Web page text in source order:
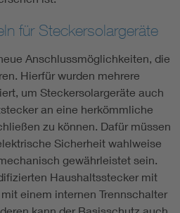
für Steckersolargeräte
Anschlussmöglichkeiten, die
Hierfür wurden mehrere
um Steckersolargeräte auch
an eine herkömmliche
zu können. Dafür müssen
Sicherheit wahlweise
gewährleistet sein.
Haushaltsstecker mit
einem internen Trennschalter